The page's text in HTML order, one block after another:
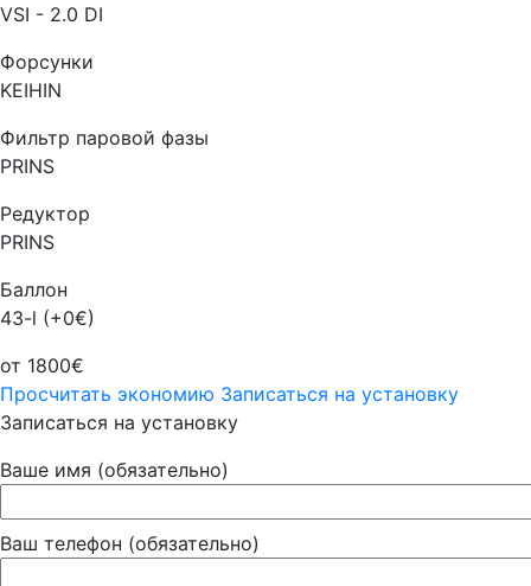
VSI - 2.0 DI
Форсунки
KEIHIN
Фильтр паровой фазы
PRINS
Редуктор
PRINS
Баллон
43-l (+0€)
от 1800€
Просчитать экономию Записаться на установку
Записаться на установку
Ваше имя (обязательно)
Ваш телефон (обязательно)